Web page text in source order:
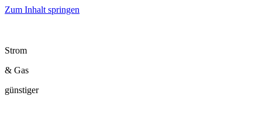
Zum Inhalt springen
Strom
& Gas
günstiger